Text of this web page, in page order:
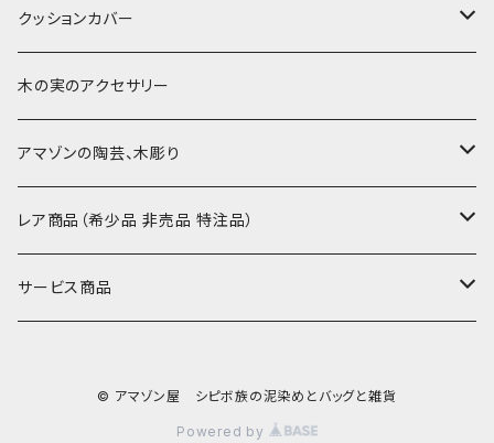
小型マット（長方形）
ポーチ・丸ポーチ・クラッチバッグ
その他
ブックカバー
大判泥染め刺繍
小型・中型刺繍雑貨
額装・木枠・パネル
テーブルコーディネート
コースター
カフェマット
ティッシュケースカバー
クッションカバー
小さめ 35cmより
40〜43cm
45cmx45cm
大きめ 50cmx50cm
木の実のアクセサリー
アマゾンの陶芸、木彫り
素焼きの器、動物たち
木彫りのアルマジロ、動物たち
レア商品（希少品 非売品 特注品）
泥染め布途中図
サービス商品
© アマゾン屋 シピボ族の泥染めとバッグと雑貨
Powered by